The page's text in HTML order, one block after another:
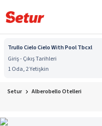
Trullo Cielo Cielo With Pool Tbcxl
Giriş - Çıkış Tarihleri
1 Oda, 2 Yetişkin
Setur Alberobello Otelleri